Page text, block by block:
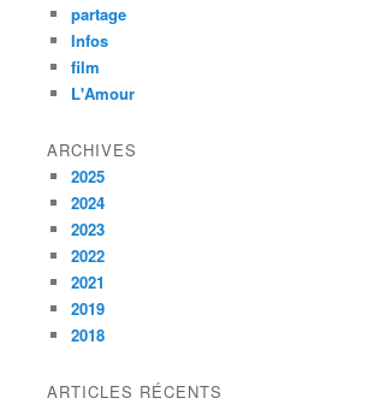
partage
Infos
film
L'Amour
ARCHIVES
2025
2024
2023
2022
2021
2019
2018
ARTICLES RÉCENTS